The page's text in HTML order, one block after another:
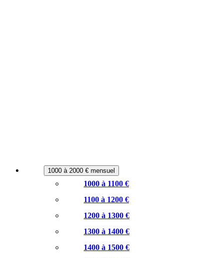
1000 à 2000 € mensuel
1000 à 1100 €
1100 à 1200 €
1200 à 1300 €
1300 à 1400 €
1400 à 1500 €